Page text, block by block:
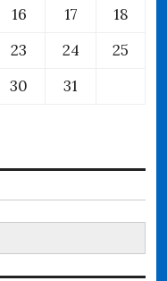
16 17
18
23 24
25
30 31